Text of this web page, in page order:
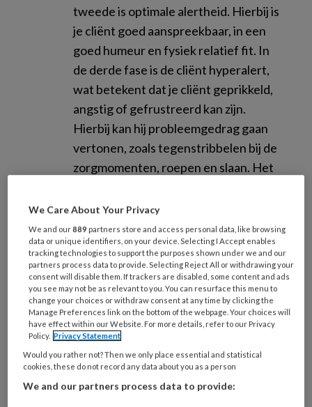
tweede is optimale alertheid. Hierbij is
je cliënt goed aanspreekbaar, in een
goed humeur en fysiek relatief fit. In
de derde fase is de cliënt hyperalert,
wat betekent dat je cliënt geprikkeld,
angstig of gefrustreerd kan zijn.
Hierbij kan hij probleemgedrag gaan
vertonen, zoals tegenstribbelen bij de
zorgmomenten, roepen en slaan. Het
optimale alertheid weet op te rekken.
De cliënt kan makkelijk van de
subalertheid in de hyperalertheid
schieten als hij bijvoorbeeld wakker
schrikt, of schrikt van een hard geluid.
Reageer hier als verzorgende direct
op door bij meneer te gaan zitten en te
zeggen: “Ik ben Margriet, ik heb een
lekker glaasje appelsap voor u
meegenomen, dan kunt u rustig
We Care About Your Privacy
We and our889 partners store and access personal data, like browsing
data or unique identifiers, on your device. Selecting I Accept enables
tracking technologies to support the purposes shown under we and our
partners process data to provide. Selecting Reject All or withdrawing your
consent will disable them. If trackers are disabled, some content and ads
you see may not be as relevant to you. You can resurface this menu to
change your choices or withdraw consent at any time by clicking the
Manage Preferences link on the bottom of the webpage. Your choices will
have effect within our Website. For more details, refer to our Privacy
Policy. Privacy Statement
Would you rather not? Then we only place essential and statistical
cookies, these do not record any data about you as a person
We and our partners process data to provide: